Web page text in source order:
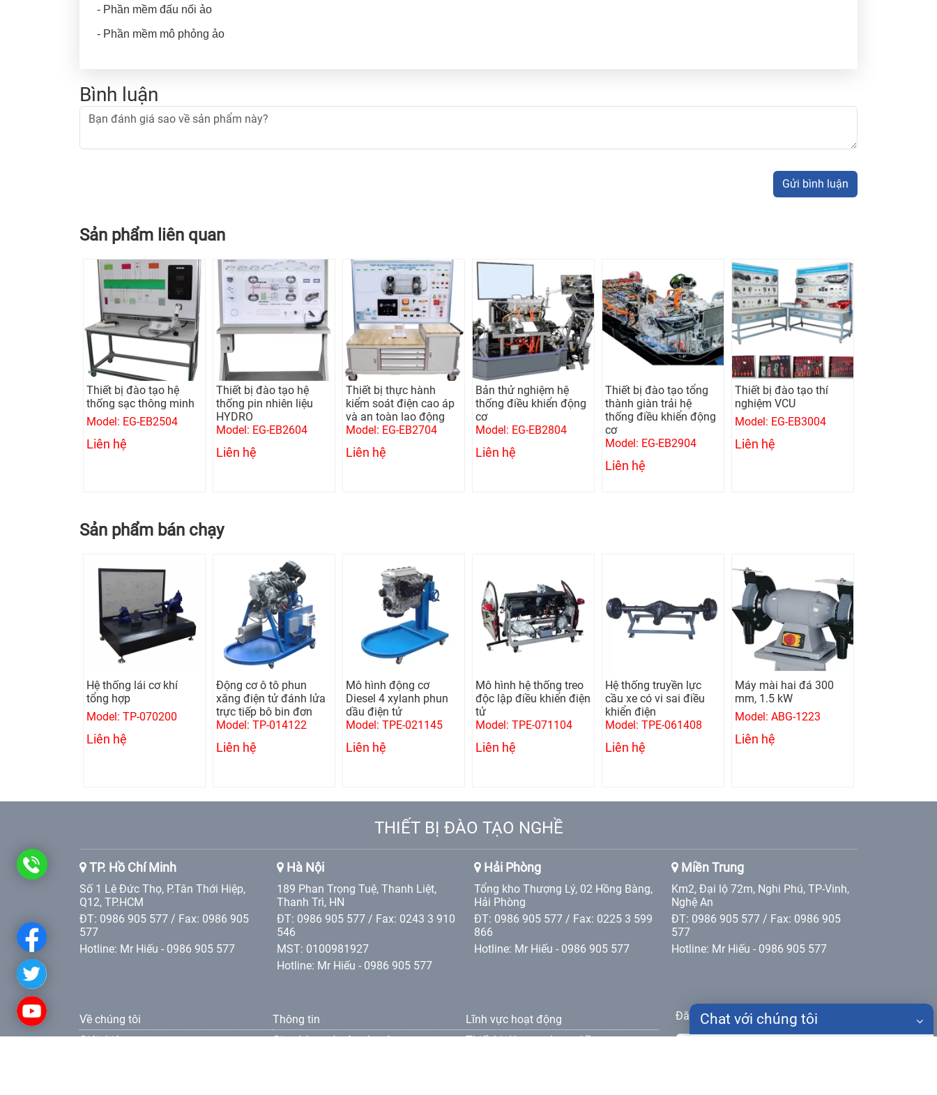
- Phần mềm đấu nối ảo
- Phần mềm mô phỏng ảo
Bình luận
Gửi bình luận
Sản phẩm liên quan
Thiết bị đào tạo hệ
thống sạc thông minh
Model: EG-EB2504
Liên hệ
Thiết bị đào tạo hệ
thống pin nhiên liệu
HYDRO
Model: EG-EB2604
Liên hệ
Thiết bị thực hành
kiểm soát điện cao áp
và an toàn lao động
Model: EG-EB2704
Liên hệ
Bản thử nghiệm hệ
thống điều khiển động
cơ
Model: EG-EB2804
Liên hệ
Thiết bị đào tạo tổng
thành giàn trải hệ
thống điều khiển động
cơ
Model: EG-EB2904
Liên hệ
Thiết bị đào tạo thí
nghiệm VCU
Model: EG-EB3004
Liên hệ
Sản phẩm bán chạy
Động cơ ô tô phun
xăng điện tử đánh lửa
trực tiếp bô bin đơn
Model: TP-014122
Liên hệ
Mô hình động cơ
Diesel 4 xylanh phun
dầu điện tử
Model: TPE-021145
Liên hệ
Mô hình hệ thống treo
độc lập điều khiển điện
tử
Model: TPE-071104
Liên hệ
Hệ thống truyền lực
cầu xe có vi sai điều
Model: TPE-061408
Liên hệ
Máy mài hai đá 300
mm, 1.5 kW
Model: ABG-1223
Liên hệ
Máy khoan bàn 16
mm, 0.75 kw
Model: UMD-16A
Liên hệ
THIẾT BỊ ĐÀO TẠO NGHỀ
TP. Hồ Chí Minh
Số 1 Lê Đức Thọ, P.Tân Thới Hiệp,
Q12, TP.HCM
ĐT: 0986 905 577 / Fax: 0986 905
577
Hotline: Mr Hiếu - 0986 905 577
Hà Nội
189 Phan Trọng Tuệ, Thanh Liệt,
Thanh Trì, HN
ĐT: 0986 905 577 / Fax: 0243 3 910
546
MST: 0100981927
Hotline: Mr Hiếu - 0986 905 577
Hải Phòng
Tổng kho Thượng Lý, 02 Hồng Bàng,
Hải Phòng
ĐT: 0986 905 577 / Fax: 0225 3 599
866
Hotline: Mr Hiếu - 0986 905 577
Miền Trung
Km2, Đại lộ 72m, Nghi Phú, TP-Vinh,
Nghệ An
ĐT: 0986 905 577 / Fax: 0986 905
577
Hotline: Mr Hiếu - 0986 905 577
Về chúng tôi
Giới thiệu
Thông tin
Giao hàng và vận chuyên
Lĩnh vực hoạt động
Thiết bị đào tạo dạy nghề
Đăng ký nhận bản tin
Chat với chúng tôi